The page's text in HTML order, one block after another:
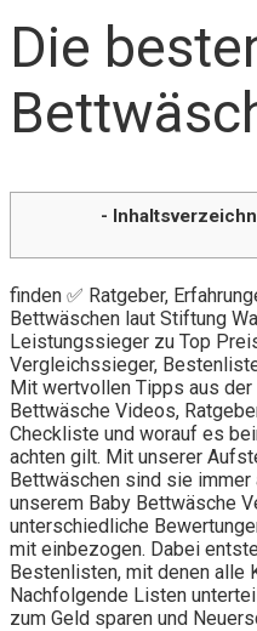
Die
-
finden ✅ Ratgeber,
Bettwäschen laut Stiftung
Leistungssieger zu Top
Vergleichssieger,
Mit wertvollen Tipps aus
Bettwäsche Videos,
Checkliste und worauf es
achten gilt. Mit unserer
Bettwäschen sind sie
unserem Baby Bettwäsche
unterschiedliche
mit einbezogen. Dabei
Bestenlisten, mit denen alle
Nachfolgende Listen
zum Geld sparen und